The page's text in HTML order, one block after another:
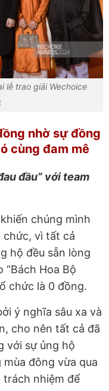
lễ trao giải Wechoice
nhờ sự đồng
cùng đam mê
đầu” với team
chúng mình
chức, vì tất cả
hộ đều sẵn lòng
Hoa Bộ
chức là 0 đồng.
ý nghĩa sâu xa và
cho nên tất cả đã
với sự ủng hộ
đông vừa qua
trách nhiệm để